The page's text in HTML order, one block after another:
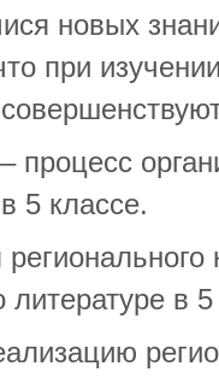
новых
при
процесс
5 классе.
литературе в